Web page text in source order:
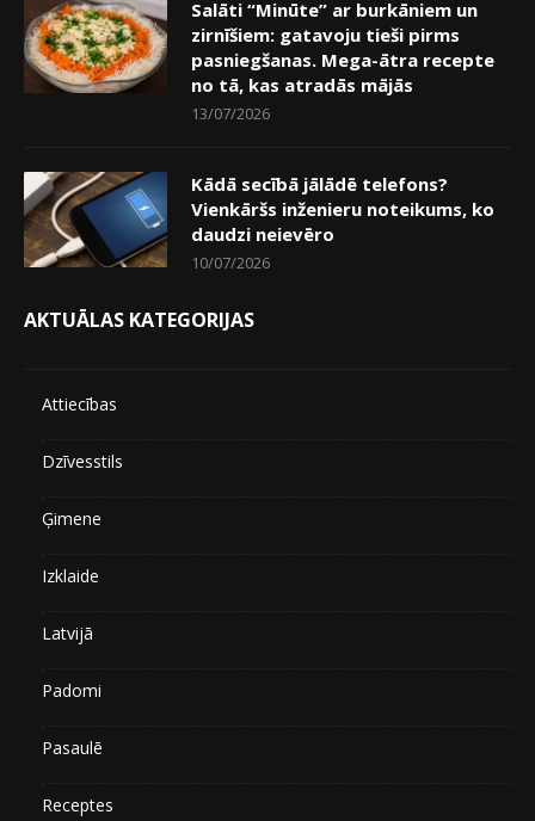
Salāti “Minūte” ar burkāniem un
zirnīšiem: gatavoju tieši pirms
pasniegšanas. Mega-ātra recepte
no tā, kas atradās mājās
13/07/2026
Kādā secībā jālādē telefons?
Vienkāršs inženieru noteikums, ko
daudzi neievēro
10/07/2026
AKTUĀLAS KATEGORIJAS
Attiecības
Dzīvesstils
Ģimene
Izklaide
Latvijā
Padomi
Pasaulē
Receptes